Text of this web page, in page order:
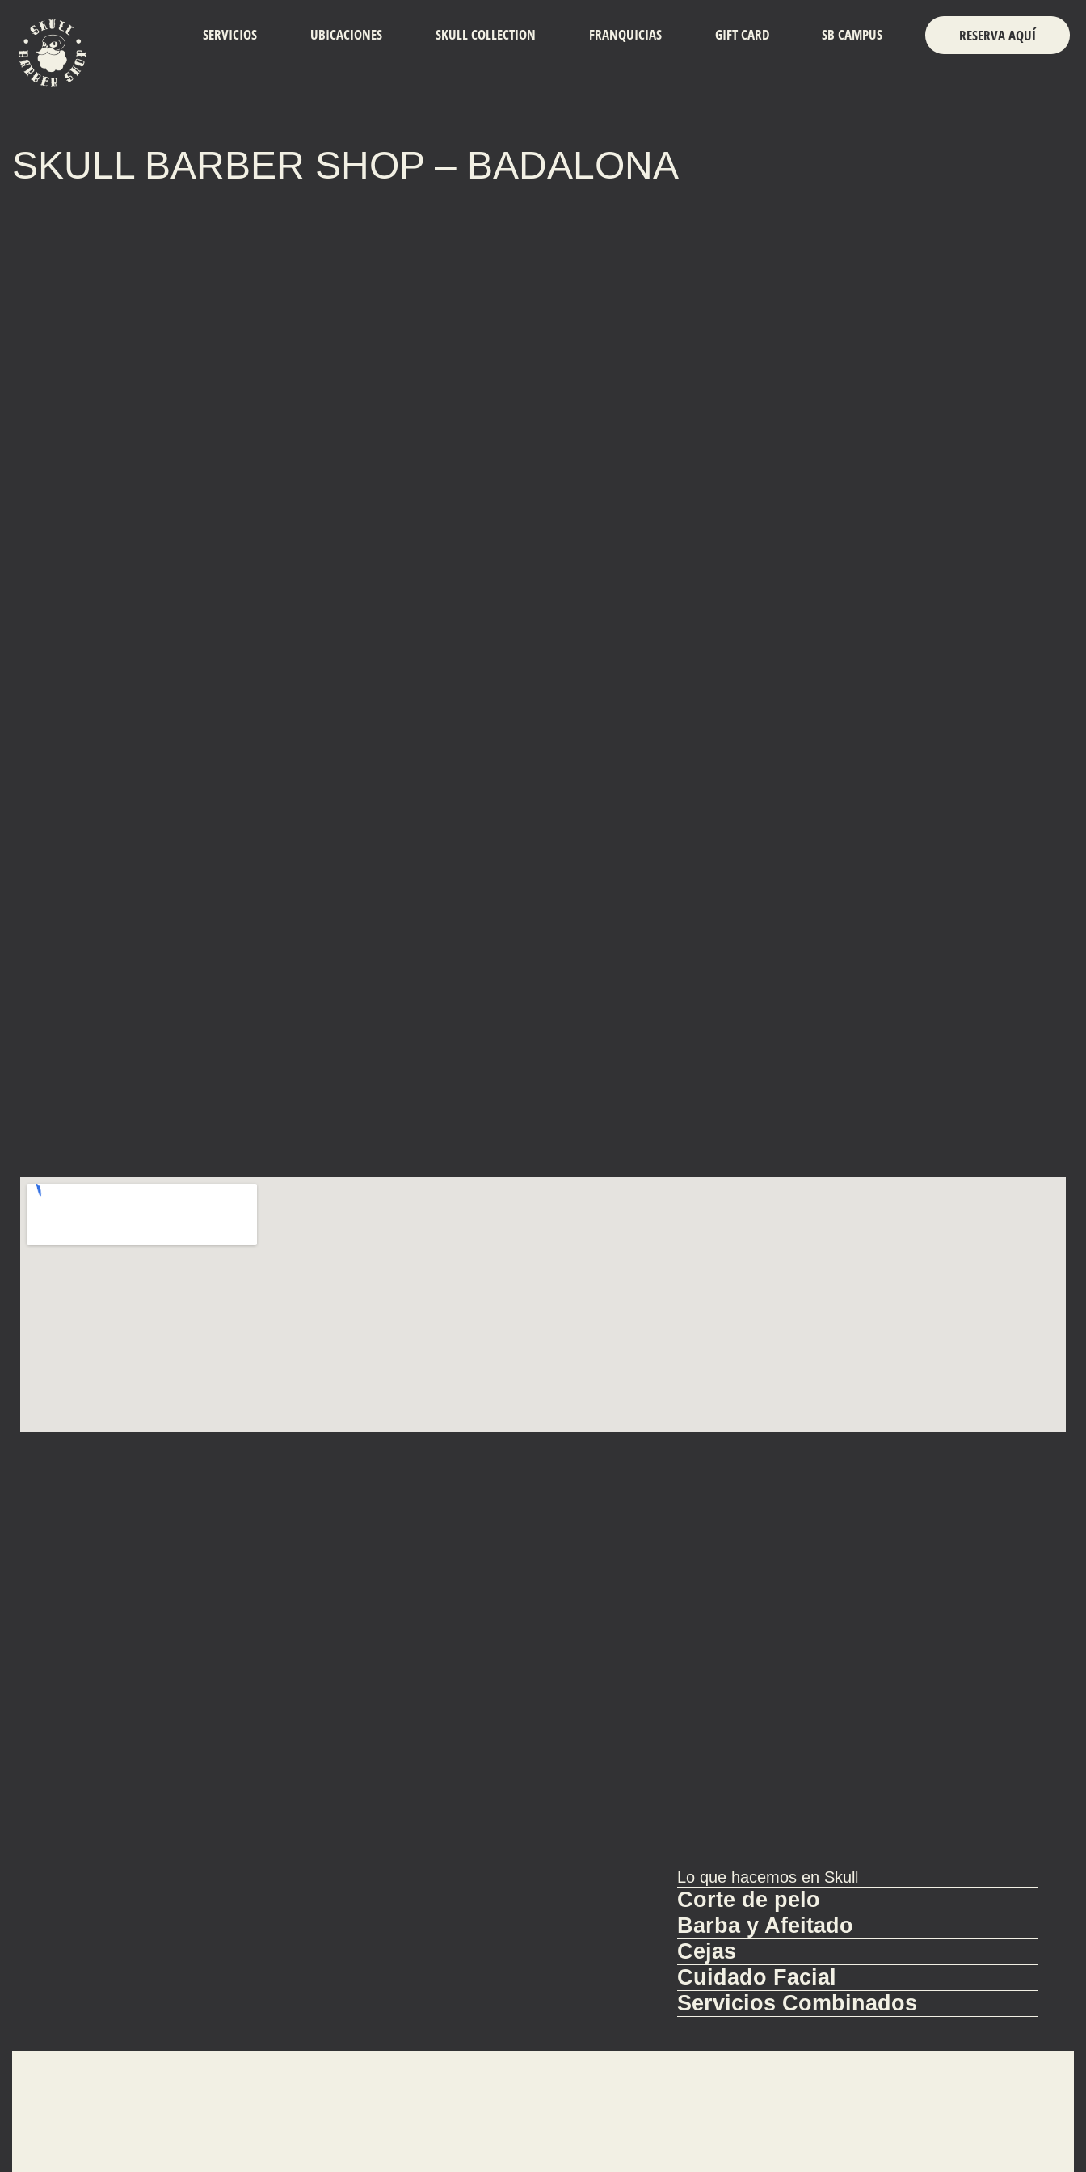
SERVICIOS UBICACIONES SKULL COLLECTION FRANQUICIAS GIFT CARD SB CAMPUS RESERVA AQUÍ
SKULL BARBER SHOP – BADALONA
Lo que hacemos en Skull
Corte de pelo
Barba y Afeitado
Cejas
Cuidado Facial
Servicios Combinados